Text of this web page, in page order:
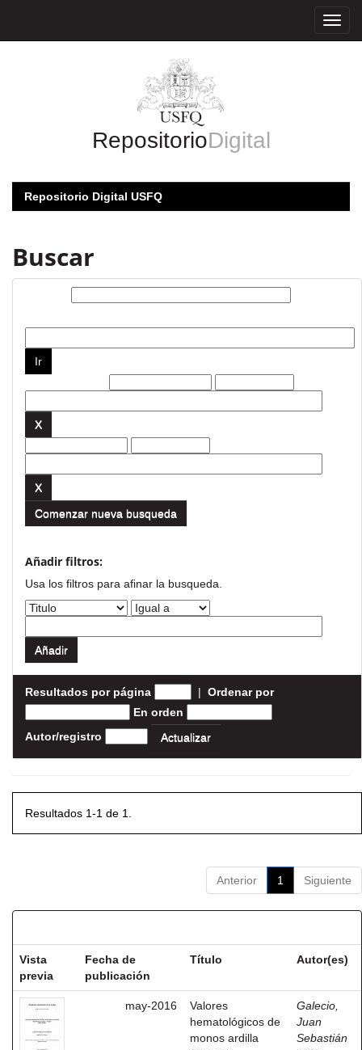
RepositorioDigital
Repositorio Digital USFQ
Buscar
Comenzar nueva busqueda
Añadir filtros:
Usa los filtros para afinar la busqueda.
Resultados por página | Ordenar por
En orden
Autor/registro
Resultados 1-1 de 1.
Anterior 1 Siguiente
Vista
previa
Fecha de
publicación
Título Autor(es)
may-2016
Valores
hematológicos de
monos ardilla
Galecio,
Juan
Sebastián